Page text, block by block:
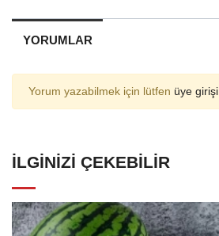
YORUMLAR
Yorum yazabilmek için lütfen üye girişi
İLGINIZI ÇEKEBILIR